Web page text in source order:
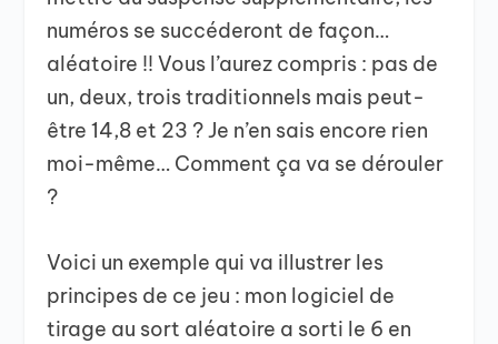
numéros se succéderont de façon…
aléatoire !! Vous l’aurez compris : pas de
un, deux, trois traditionnels mais peut-
être 14,8 et 23 ? Je n’en sais encore rien
moi-même… Comment ça va se dérouler
?
Voici un exemple qui va illustrer les
principes de ce jeu : mon logiciel de
tirage au sort aléatoire a sorti le 6 en